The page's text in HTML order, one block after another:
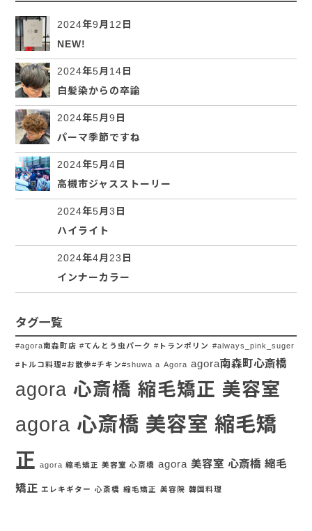
2024年9月12日
NEW!
2024年5月14日
白髪染からの卒論
2024年5月9日
パーマ季節ですね
2024年5月4日
高槻市ジャスストーリー
2024年5月3日
ハイライト
2024年4月23日
インナーカラー
タグ一覧
#agora南森町店 #てんとう虫パーク #トランポリン #always_pink_suger
#トルコ料理#お散歩#チキン#shuwa a Agora agora南森町心斎橋
agora 心斎橋 縮毛矯正 美容室
agora 心斎橋 美容室 縮毛矯
正 agora 縮毛矯正 美容室 心斎橋 agora 美容室 心斎橋 縮毛
矯正 エレキギター 心斎橋 縮毛矯正 美容院 韓国料理